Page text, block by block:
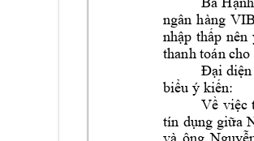
ngân hàng
nhập thấp nên
thanh toán cho
Đại diện
biểu ý kiến:
Về việc
tín dụng giữa